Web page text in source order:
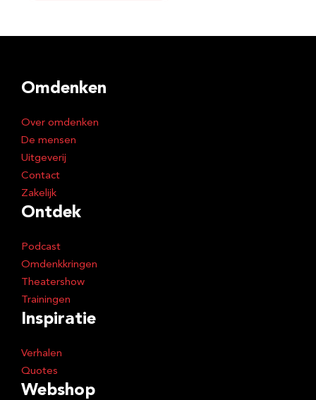
Omdenken
Over omdenken
De mensen
Uitgeverij
Contact
Zakelijk
Ontdek
Podcast
Omdenkkringen
Theatershow
Trainingen
Inspiratie
Verhalen
Quotes
Webshop